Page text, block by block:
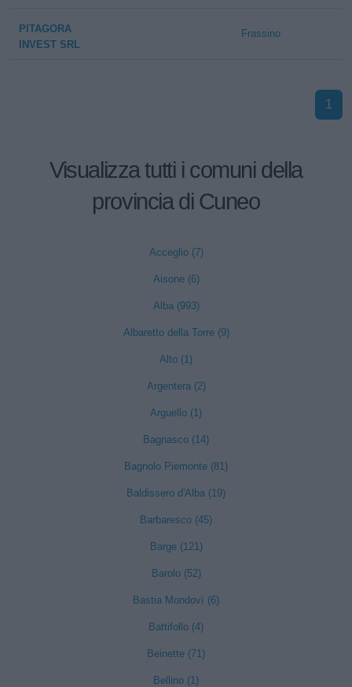
PITAGORA
INVEST SRL
Frassino
1
Visualizza tutti i comuni della
provincia di Cuneo
Acceglio (7)
Aisone (6)
Alba (993)
Albaretto della Torre (9)
Alto (1)
Argentera (2)
Arguello (1)
Bagnasco (14)
Bagnolo Piemonte (81)
Baldissero d'Alba (19)
Barbaresco (45)
Barge (121)
Barolo (52)
Bastia Mondovì (6)
Battifollo (4)
Beinette (71)
Bellino (1)